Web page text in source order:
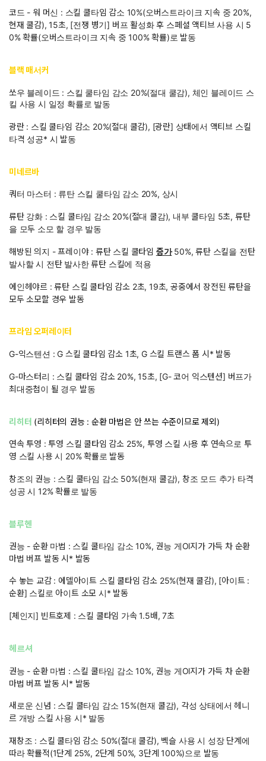
코드 - 워 머신 : 스킬 쿨타임 감소 10%(오버스트라이크 지속 중 20%,
현재 쿨감), 15초, [전쟁 병기] 버프 활성화 후 스페셜 액티브 사용 시 5
0% 확률(오버스트라이크 지속 중 100% 확률)로 발동
블랙 매서커
쏘우 블레이드 : 스킬 쿨타임 감소 20%(절대 쿨감), 체인 블레이드 스
킬 사용 시 일정 확률로 발동
광란 : 스킬 쿨타임 감소 20%(절대 쿨감), [광란] 상태에서 액티브 스킬
타격 성공* 시 발동
미네르바
쿼터 마스터 : 류탄 스킬 쿨타임 감소 20%, 상시
류탄 강화 : 스킬 쿨타임 감소 20%(절대 쿨감), 내부 쿨타임 5초, 류탄
을 모두 소모 할 경우 발동
해방된 의지 - 프레이야 : 류탄 스킬 쿨타임 증가50%, 류탄 스킬을 전탄
발사할 시 전탄 발사한 류탄 스킬에 적용
에인헤야르 : 류탄 스킬 쿨타임 감소 2초, 19초, 공중에서 장전된 류탄을
모두 소모할 경우 발동
프라임 오퍼레이터
G-익스텐션 : G 스킬 쿨타임 감소 1초, G 스킬 트랜스 폼 시* 발동
G-마스터리 : 스킬 쿨타임 감소 20%, 15초, [G- 코어 익스텐션] 버프가
최대중첩이 될 경우 발동
리히터 (리히터의 권능 : 순환 마법은 안 쓰는 수준이므로 제외)
연속 투영 : 투영 스킬 쿨타임 감소 25%, 투영 스킬 사용 후 연속으로 투
영 스킬 사용 시 20% 확률로 발동
창조의 권능 : 스킬 쿨타임 감소 50%(현재 쿨감), 창조 모드 추가 타격
성공 시 12% 확률로 발동
블루헨
권능 - 순환 마법 : 스킬 쿨타임 감소 10%, 권능 게Ol지가 가득 차 순환
마법 버프 발동 시* 발동
수 놓는 교감 : 에델아이트 스킬 쿨타임 감소 25%(현재 쿨감), [아이트 :
순환] 스킬로 아이트 소모 시* 발동
[체인지] 빈트호제 : 스킬 쿨타임 가속 1.5배, 7초
헤르셔
권능 - 순환 마법 : 스킬 쿨타임 감소 10%, 권능 게Ol지가 가득 차 순환
마법 버프 발동 시* 발동
새로운 신념 : 스킬 쿨타임 감소 15%(현재 쿨감), 각성 상태에서 헤니
르 개방 스킬 사용 시* 발동
재창조 : 스킬 쿨타임 감소 50%(절대 쿨감), 벡슬 사용 시 성장 단계에
따라 확률적(1단계 25%, 2단계 50%, 3단계 100%)으로 발동